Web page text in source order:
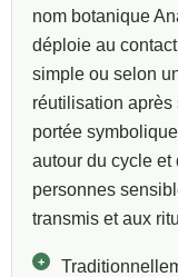
nom botanique
déploie au
simple ou selon
réutilisation après
portée
autour du cycle et
personnes
transmis et aux